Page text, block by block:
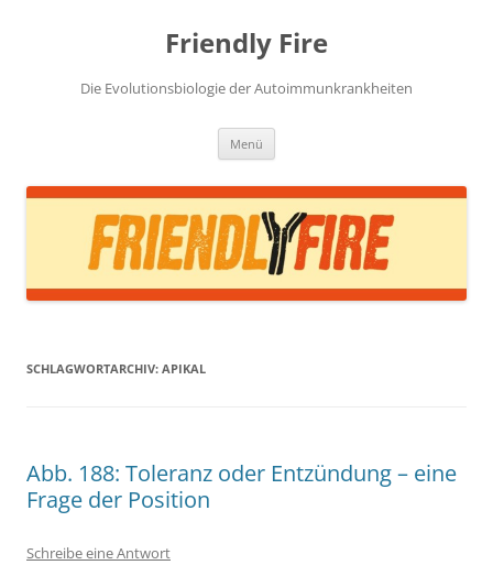
Friendly Fire
Die Evolutionsbiologie der Autoimmunkrankheiten
Menü
SCHLAGWORTARCHIV: APIKAL
Abb. 188: Toleranz oder Entzündung – eine
Frage der Position
Schreibe eine Antwort